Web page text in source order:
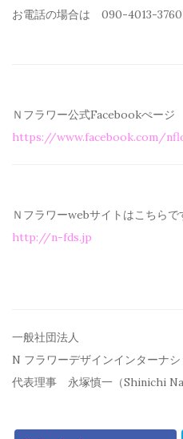
お電話の場合は 090-4013-
Ｎフラワー公式Facebookぺージ
https://www.facebook.com/
Ｎフラワーwebサイトはこちらで
http://n-fds.jp
一般社団法人
N フラワーデザインインターナ
代表理事 永塚慎一（Shinichi